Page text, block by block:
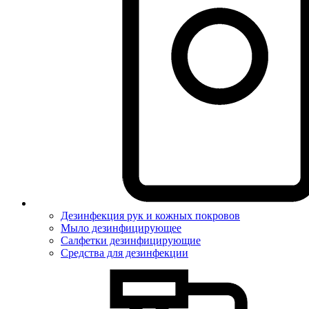
Дезинфекция рук и кожных покровов
Мыло дезинфицирующее
Салфетки дезинфицирующие
Средства для дезинфекции